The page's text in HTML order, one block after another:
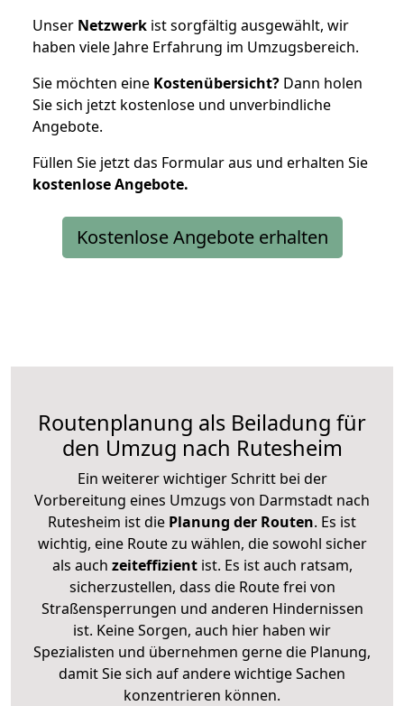
Unser Netzwerk ist sorgfältig ausgewählt, wir
haben viele Jahre Erfahrung im Umzugsbereich.
Sie möchten eine Kostenübersicht? Dann holen
Sie sich jetzt kostenlose und unverbindliche
Angebote.
Füllen Sie jetzt das Formular aus und erhalten Sie
kostenloseAngebote.
Kostenlose Angebote erhalten
Routenplanung als Beiladung für
den Umzug nach Rutesheim
Ein weiterer wichtiger Schritt bei der
Vorbereitung eines Umzugs von Darmstadt nach
Rutesheim ist die Planung der Routen. Es ist
wichtig, eine Route zu wählen, die sowohl sicher
als auch zeiteffizientist. Es ist auch ratsam,
sicherzustellen, dass die Route frei von
Straßensperrungen und anderen Hindernissen
ist. Keine Sorgen, auch hier haben wir
Spezialisten und übernehmen gerne die Planung,
damit Sie sich auf andere wichtige Sachen
konzentrieren können.